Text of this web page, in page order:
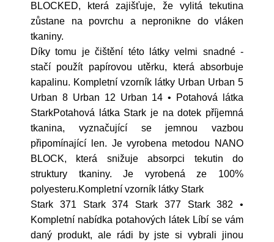
BLOCKED, která zajišťuje, že vylitá tekutina
zůstane na povrchu a nepronikne do vláken
tkaniny.
Díky tomu je čištění této látky velmi snadné -
stačí použít papírovou utěrku, která absorbuje
kapalinu. Kompletní vzorník látky Urban Urban 5
Urban 8 Urban 12 Urban 14 • Potahová látka
StarkPotahová látka Stark je na dotek příjemná
tkanina, vyznačující se jemnou vazbou
připomínající len. Je vyrobena metodou NANO
BLOCK, která snižuje absorpci tekutin do
struktury tkaniny. Je vyrobená ze 100%
polyesteru.Kompletní vzorník látky Stark
Stark 371 Stark 374 Stark 377 Stark 382 •
Kompletní nabídka potahových látek Líbí se vám
daný produkt, ale rádi by jste si vybrali jinou